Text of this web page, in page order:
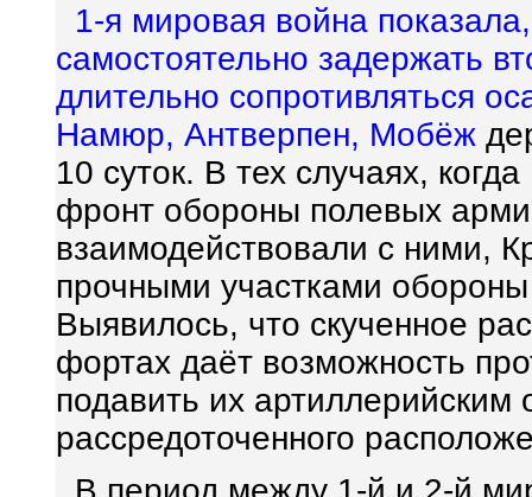
1-я мировая война
самостоятельно задержать
длительно сопротивляться
Намюр, Антверпен, Мобёж
10 суток. В тех случаях,
фронт обороны полевых
взаимодействовали с ними,
прочными участками
Выявилось, что скученное
фортах даёт возможность
подавить их артиллерийским
рассредоточенного